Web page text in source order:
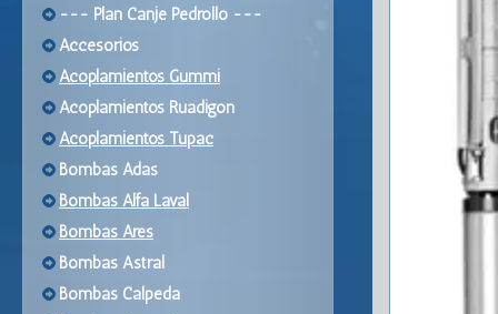
--- Plan Canje Pedrollo ---
Accesorios
Acoplamientos Gummi
Acoplamientos Ruadigon
Acoplamientos Tupac
Bombas Adas
Bombas Alfa Laval
Bombas Ares
Bombas Astral
Bombas Calpeda